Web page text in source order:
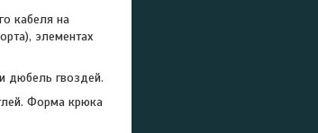
кабеля на
элементах
дюбель гвоздей.
Форма крюка